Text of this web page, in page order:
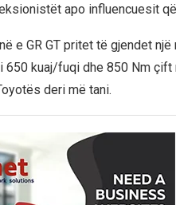
apo influencuesit
e GR GT pritet të gjendet
650 kuaj/fuqi dhe 850 Nm
deri më tani.